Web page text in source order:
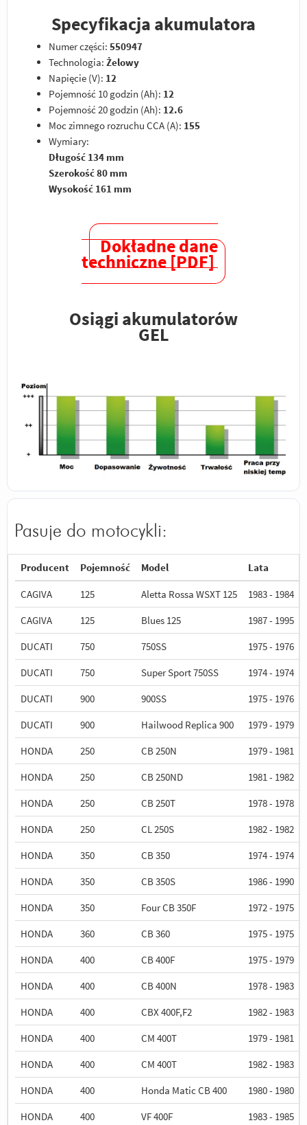
Specyfikacja akumulatora
Numer części: 550947
Technologia: Żelowy
Napięcie (V): 12
Pojemność 10 godzin (Ah): 12
Pojemność 20 godzin (Ah): 12.6
Moc zimnego rozruchu CCA (A): 155
Wymiary:
Długość 134 mm
Szerokość 80 mm
Wysokość 161 mm
Dokładne dane
techniczne [PDF]
Osiągi akumulatorów
GEL
Pasuje do motocykli:
Producent Pojemność Model Lata
CAGIVA 125 Aletta Rossa WSXT 125 1983 - 1984
CAGIVA
125 Blues 125 1987 - 1995
DUCATI
750 750SS 1975 - 1976
DUCATI
750 Super Sport 750SS 1974 - 1974
DUCATI
900 900SS 1975 - 1976
DUCATI
900 Hailwood Replica 900 1979 - 1979
HONDA
250 CB 250N 1979 - 1981
HONDA
250 CB 250ND 1981 - 1982
HONDA
250 CB 250T 1978 - 1978
HONDA
250 CL 250S 1982 - 1982
HONDA
350 CB 350 1974 - 1974
HONDA
350 CB 350S 1986 - 1990
HONDA
350 Four CB 350F 1972 - 1975
HONDA
360 CB 360 1975 - 1975
HONDA
400 CB 400F 1975 - 1979
HONDA
400 CB 400N 1978 - 1983
HONDA
400 CBX 400F,F2 1982 - 1983
HONDA
400 CM 400T 1979 - 1981
HONDA
400 CM 400T 1982 - 1983
HONDA
400 Honda Matic CB 400 1980 - 1980
HONDA
400 VF 400F 1983 - 1985